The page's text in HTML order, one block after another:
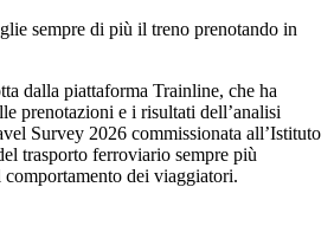
sempre di più il treno prenotando in
dalla piattaforma Trainline, che ha
prenotazioni e i risultati dell’analisi
Survey 2026 commissionata all’Istituto
trasporto ferroviario sempre più
dei viaggiatori.